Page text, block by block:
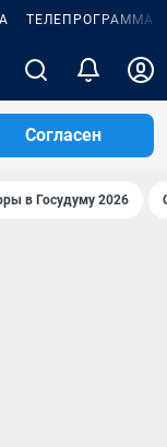
ТЕЛЕПРОГРАММА
Согласен
в Госудуму 2026